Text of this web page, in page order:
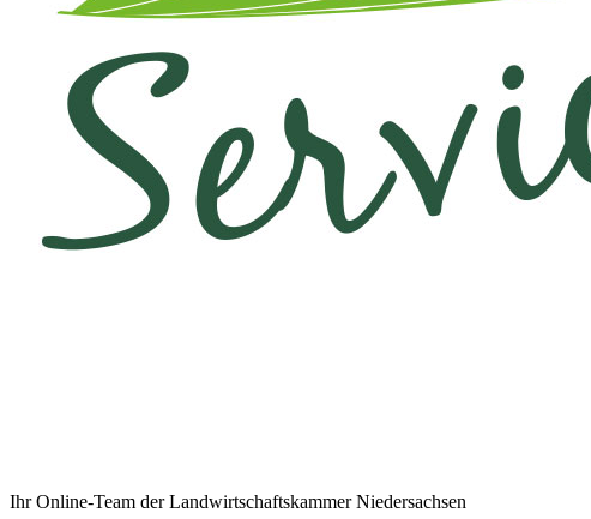
Ihr Online-Team der Landwirtschaftskammer Niedersachsen